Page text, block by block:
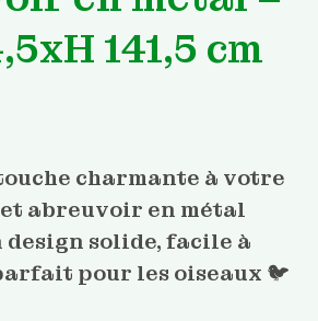
141,5 cm
charmante à votre
abreuvoir en métal
solide, facile à
pour les oiseaux 🐦